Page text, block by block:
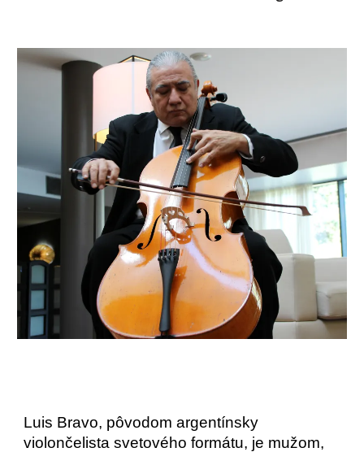
Luis Bravo, pôvodom argentínsky
violončelista svetového formátu, je mužom,